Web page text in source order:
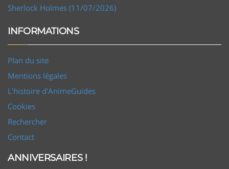
Sherlock Holmes (11/07/2026)
INFORMATIONS
Plan du site
Mentions légales
L'histoire d'AnimeGuides
Cookies
Rechercher
Contact
ANNIVERSAIRES !